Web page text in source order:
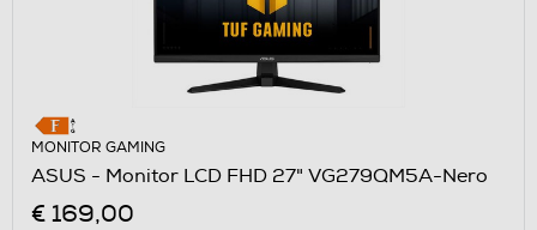
MONITOR GAMING
ASUS - Monitor LCD FHD 27" VG279QM5A-Nero
€ 169,00